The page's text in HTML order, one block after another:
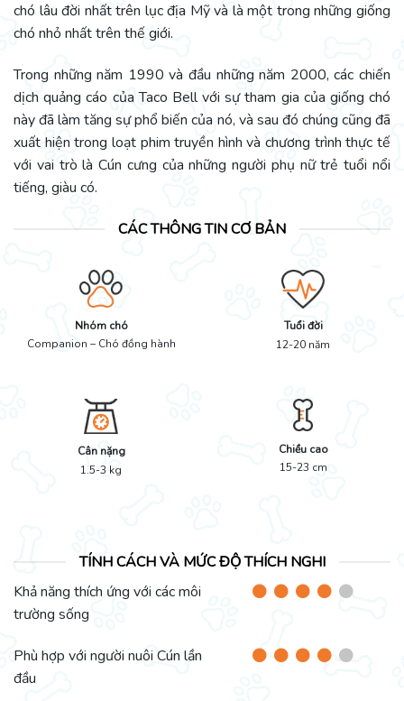
chó lâu đời nhất trên lục địa Mỹ và là một trong những giống
chó nhỏ nhất trên thế giới.
Trong những năm 1990 và đầu những năm 2000, các chiến
dịch quảng cáo của Taco Bell với sự tham gia của giống chó
này đã làm tăng sự phổ biến của nó, và sau đó chúng cũng đã
xuất hiện trong loạt phim truyền hình và chương trình thực tế
với vai trò là Cún cưng của những người phụ nữ trẻ tuổi nổi
tiếng, giàu có.
CÁC THÔNG TIN CƠ BẢN
Nhóm chó
Companion – Chó đồng hành
Tuổi đời
12-20 năm
Cân nặng
1.5-3 kg
Chiều cao
15-23 cm
TÍNH CÁCH VÀ MỨC ĐỘ THÍCH NGHI
Khả năng thích ứng với các môi
trường sống
Phù hợp với người nuôi Cún lần
đầu